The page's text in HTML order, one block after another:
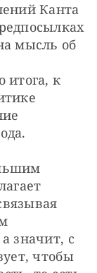
Канта
мысль об
итога, к
значит, с
чтобы